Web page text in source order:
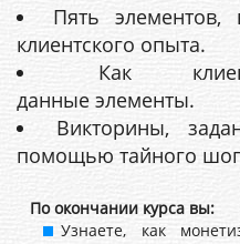
Пять элементов,
клиентского опыта.
Как
данные элементы.
Викторины,
помощью тайного
По окончании курса вы:
Узнаете, как